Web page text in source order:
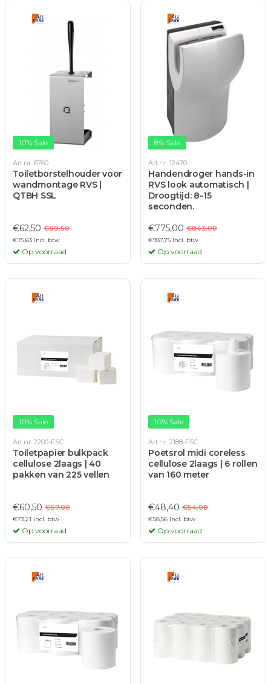
10% Sale
Art.nr. 6760
Toiletborstelhouder voor
wandmontage RVS |
QTBH SSL
€62,50 €69,50
€75,63 Incl. btw
Op voorraad
8% Sale
Art.nr. 12470
Handendroger hands-in
RVS look automatisch |
Droogtijd: 8-15
seconden.
€775,00 €843,00
€937,75 Incl. btw
Op voorraad
10% Sale
Art.nr. 2200-FSC
Toiletpapier bulkpack
cellulose 2laags | 40
pakken van 225 vellen
€60,50 €67,00
€73,21 Incl. btw
Op voorraad
10% Sale
Art.nr. 2188-FSC
Poetsrol midi coreless
cellulose 2laags | 6 rollen
van 160 meter
€48,40 €54,00
€58,56 Incl. btw
Op voorraad